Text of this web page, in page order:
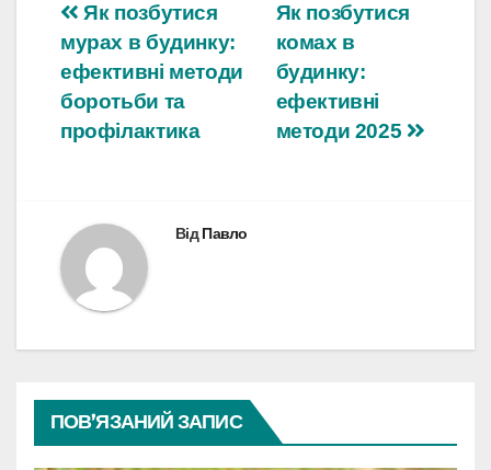
Навігація
записів
Як позбутися
комах в
будинку:
ефективні
методи 2025
Як позбутися
мурах в будинку:
ефективні методи
боротьби та
профілактика
ВідПавло
ПОВ’ЯЗАНИЙ ЗАПИС